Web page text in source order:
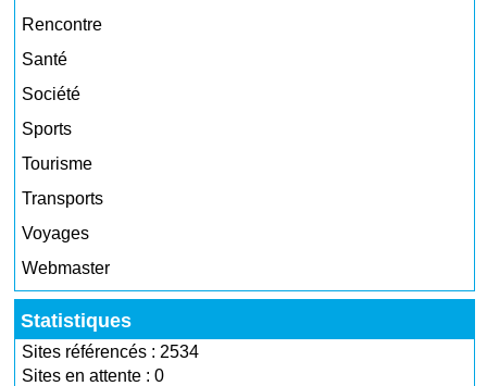
Rencontre
Santé
Société
Sports
Tourisme
Transports
Voyages
Webmaster
Statistiques
Sites référencés : 2534
Sites en attente : 0